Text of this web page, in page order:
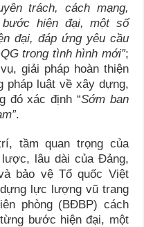
trách, cách mạng,
hiện đại, một số
đại, đáp ứng yêu cầu
trong tình hình mới”;
giải pháp hoàn thiện
pháp luật về xây dựng,
đó xác định “Sớm ban
.
tầm quan trọng của
lâu dài của Đảng,
bảo vệ Tổ quốc Việt
lực lượng vũ trang
phòng (BĐBP) cách
bước hiện đại, một